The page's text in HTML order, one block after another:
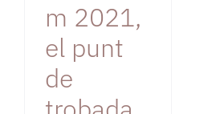
m 2021,
el punt
de